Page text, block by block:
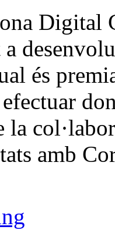
Digital
a
és
la
amb